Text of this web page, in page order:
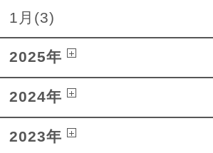
1月(3)
2025年
2024年
2023年